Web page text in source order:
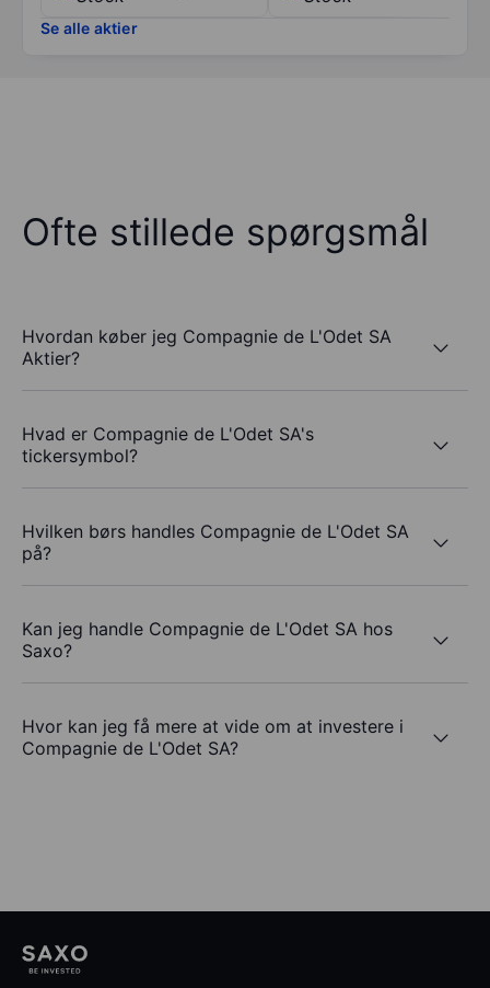
Se alle aktier
Ofte stillede spørgsmål
Hvordan køber jeg Compagnie de L'Odet SA
Aktier?
Hvad er Compagnie de L'Odet SA's
tickersymbol?
Hvilken børs handles Compagnie de L'Odet SA
på?
Kan jeg handle Compagnie de L'Odet SA hos
Saxo?
Hvor kan jeg få mere at vide om at investere i
Compagnie de L'Odet SA?